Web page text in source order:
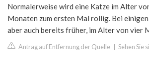
Normalerweise wird eine Katze im Alter
Monaten zum ersten Mal rollig. Bei
aber auch bereits früher, im Alter von vier
Antrag auf Entfernung der Quelle Sehen Sie